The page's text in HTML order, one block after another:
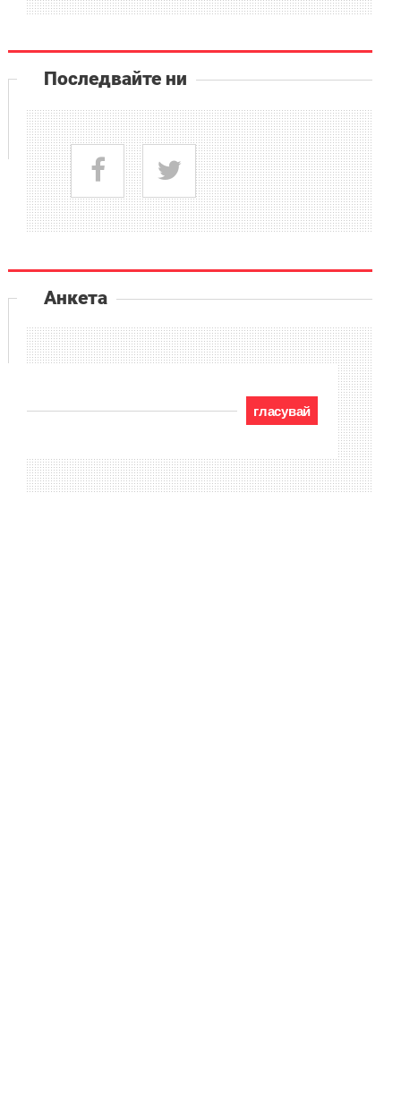
Последвайте ни
Анкета
гласувай